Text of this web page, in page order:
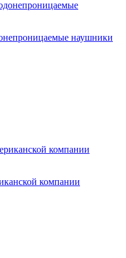
наушники
компании